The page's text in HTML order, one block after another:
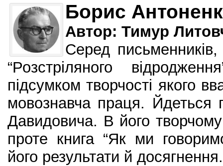
Борис
Автор: Тимур
Серед письменників,
“Розстріляного
підсумком творчості якого
мовознавча праця. Йдеться
Давидовича. В його
проте книга “Як ми
його результати й досягнення.